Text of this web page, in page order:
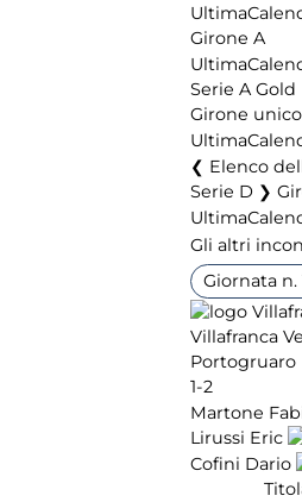
Ultima
Girone A
Ultima
Serie A Gold
Girone unico
Ultima
Elenco
Serie D ❯
Ultima
Gli altri
Giornata n.
Villafranca
Portogruaro
1-2
Martone
Lirussi Eric
Cofini Dario